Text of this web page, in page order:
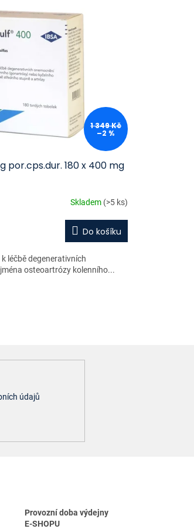
1 349 Kč
–2 %
por.cps.dur. 180 x 400 mg
Skladem (>5 ks)
Do košíku
k léčbě degenerativních
osteoartrózy kolenního...
údajů
Provozní doba výdejny
E-SHOPU